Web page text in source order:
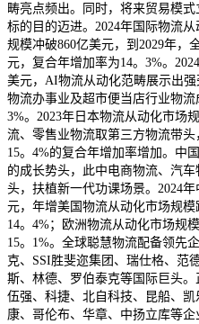
畴亮点频出。同时，将来贸易模
标的目的迈进。2024年国际物流
规模冲破860亿美元，到2029年，
元，复合年增加率为14。3%。
美元，AI物流从动化范畴展示出
物流办事业及超市便当店行业物流
3%。2023年日本物流从动化市场
流、零售业物流取第三方物流带
15。4%的复合年增加率增加。中
的成长势头，此中电商物流、汽
头，扶植新一代功课场景。2024
元，年增美国物流从动化市场规
14。4%；欧洲物流从动化市场规
15。1%。全球聪慧物流配备领先
克、SSI胜斐迩集团、瑞仕格、范
斯、林德、罗伯泰克等国际巨头。
伍强、科捷、北自科技、昆船、
康、哥伦布、华章、中扬立库等